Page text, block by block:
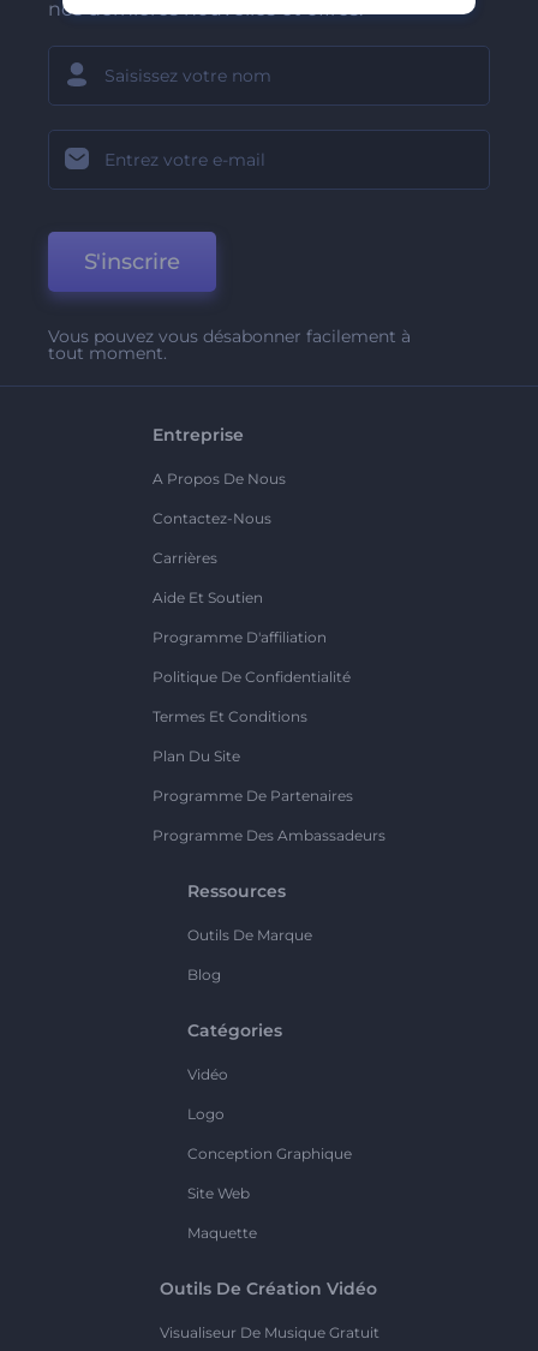
nos dernières nouvelles et offres.
S'inscrire
Vous pouvez vous désabonner facilement à
tout moment.
Entreprise
A Propos De Nous
Contactez-Nous
Carrières
Aide Et Soutien
Programme D'affiliation
Politique De Confidentialité
Termes Et Conditions
Plan Du Site
Programme De Partenaires
Programme Des Ambassadeurs
Ressources
Outils De Marque
Blog
Catégories
Vidéo
Logo
Conception Graphique
Site Web
Maquette
Outils De Création Vidéo
Visualiseur De Musique Gratuit